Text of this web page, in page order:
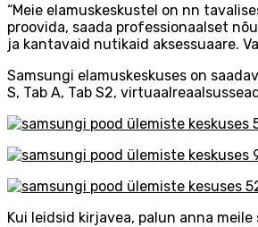
“Meie elamuskeskustel on nn
proovida, saada professionaalset
ja kantavaid nutikaid aksessuaare.
Samsungi elamuskeskuses on
S, Tab A, Tab S2,
Kui leidsid kirjavea, palun anna